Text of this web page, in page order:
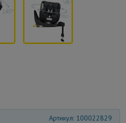
Артикул: 100022829